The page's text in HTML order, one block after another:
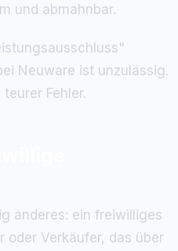
und abmahnbar.
Neuware ist unzulässig.
Fehler.
anderes: ein freiwilliges
oder Verkäufer, das über